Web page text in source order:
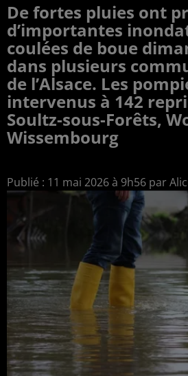
De fortes pluies ont
d’importantes
coulées de boue
dans plusieurs
de l’Alsace. Les
intervenus à 142
Soultz-sous-Forêts,
Wissembourg
Publié : 11 mai 2026 à 9h56 par